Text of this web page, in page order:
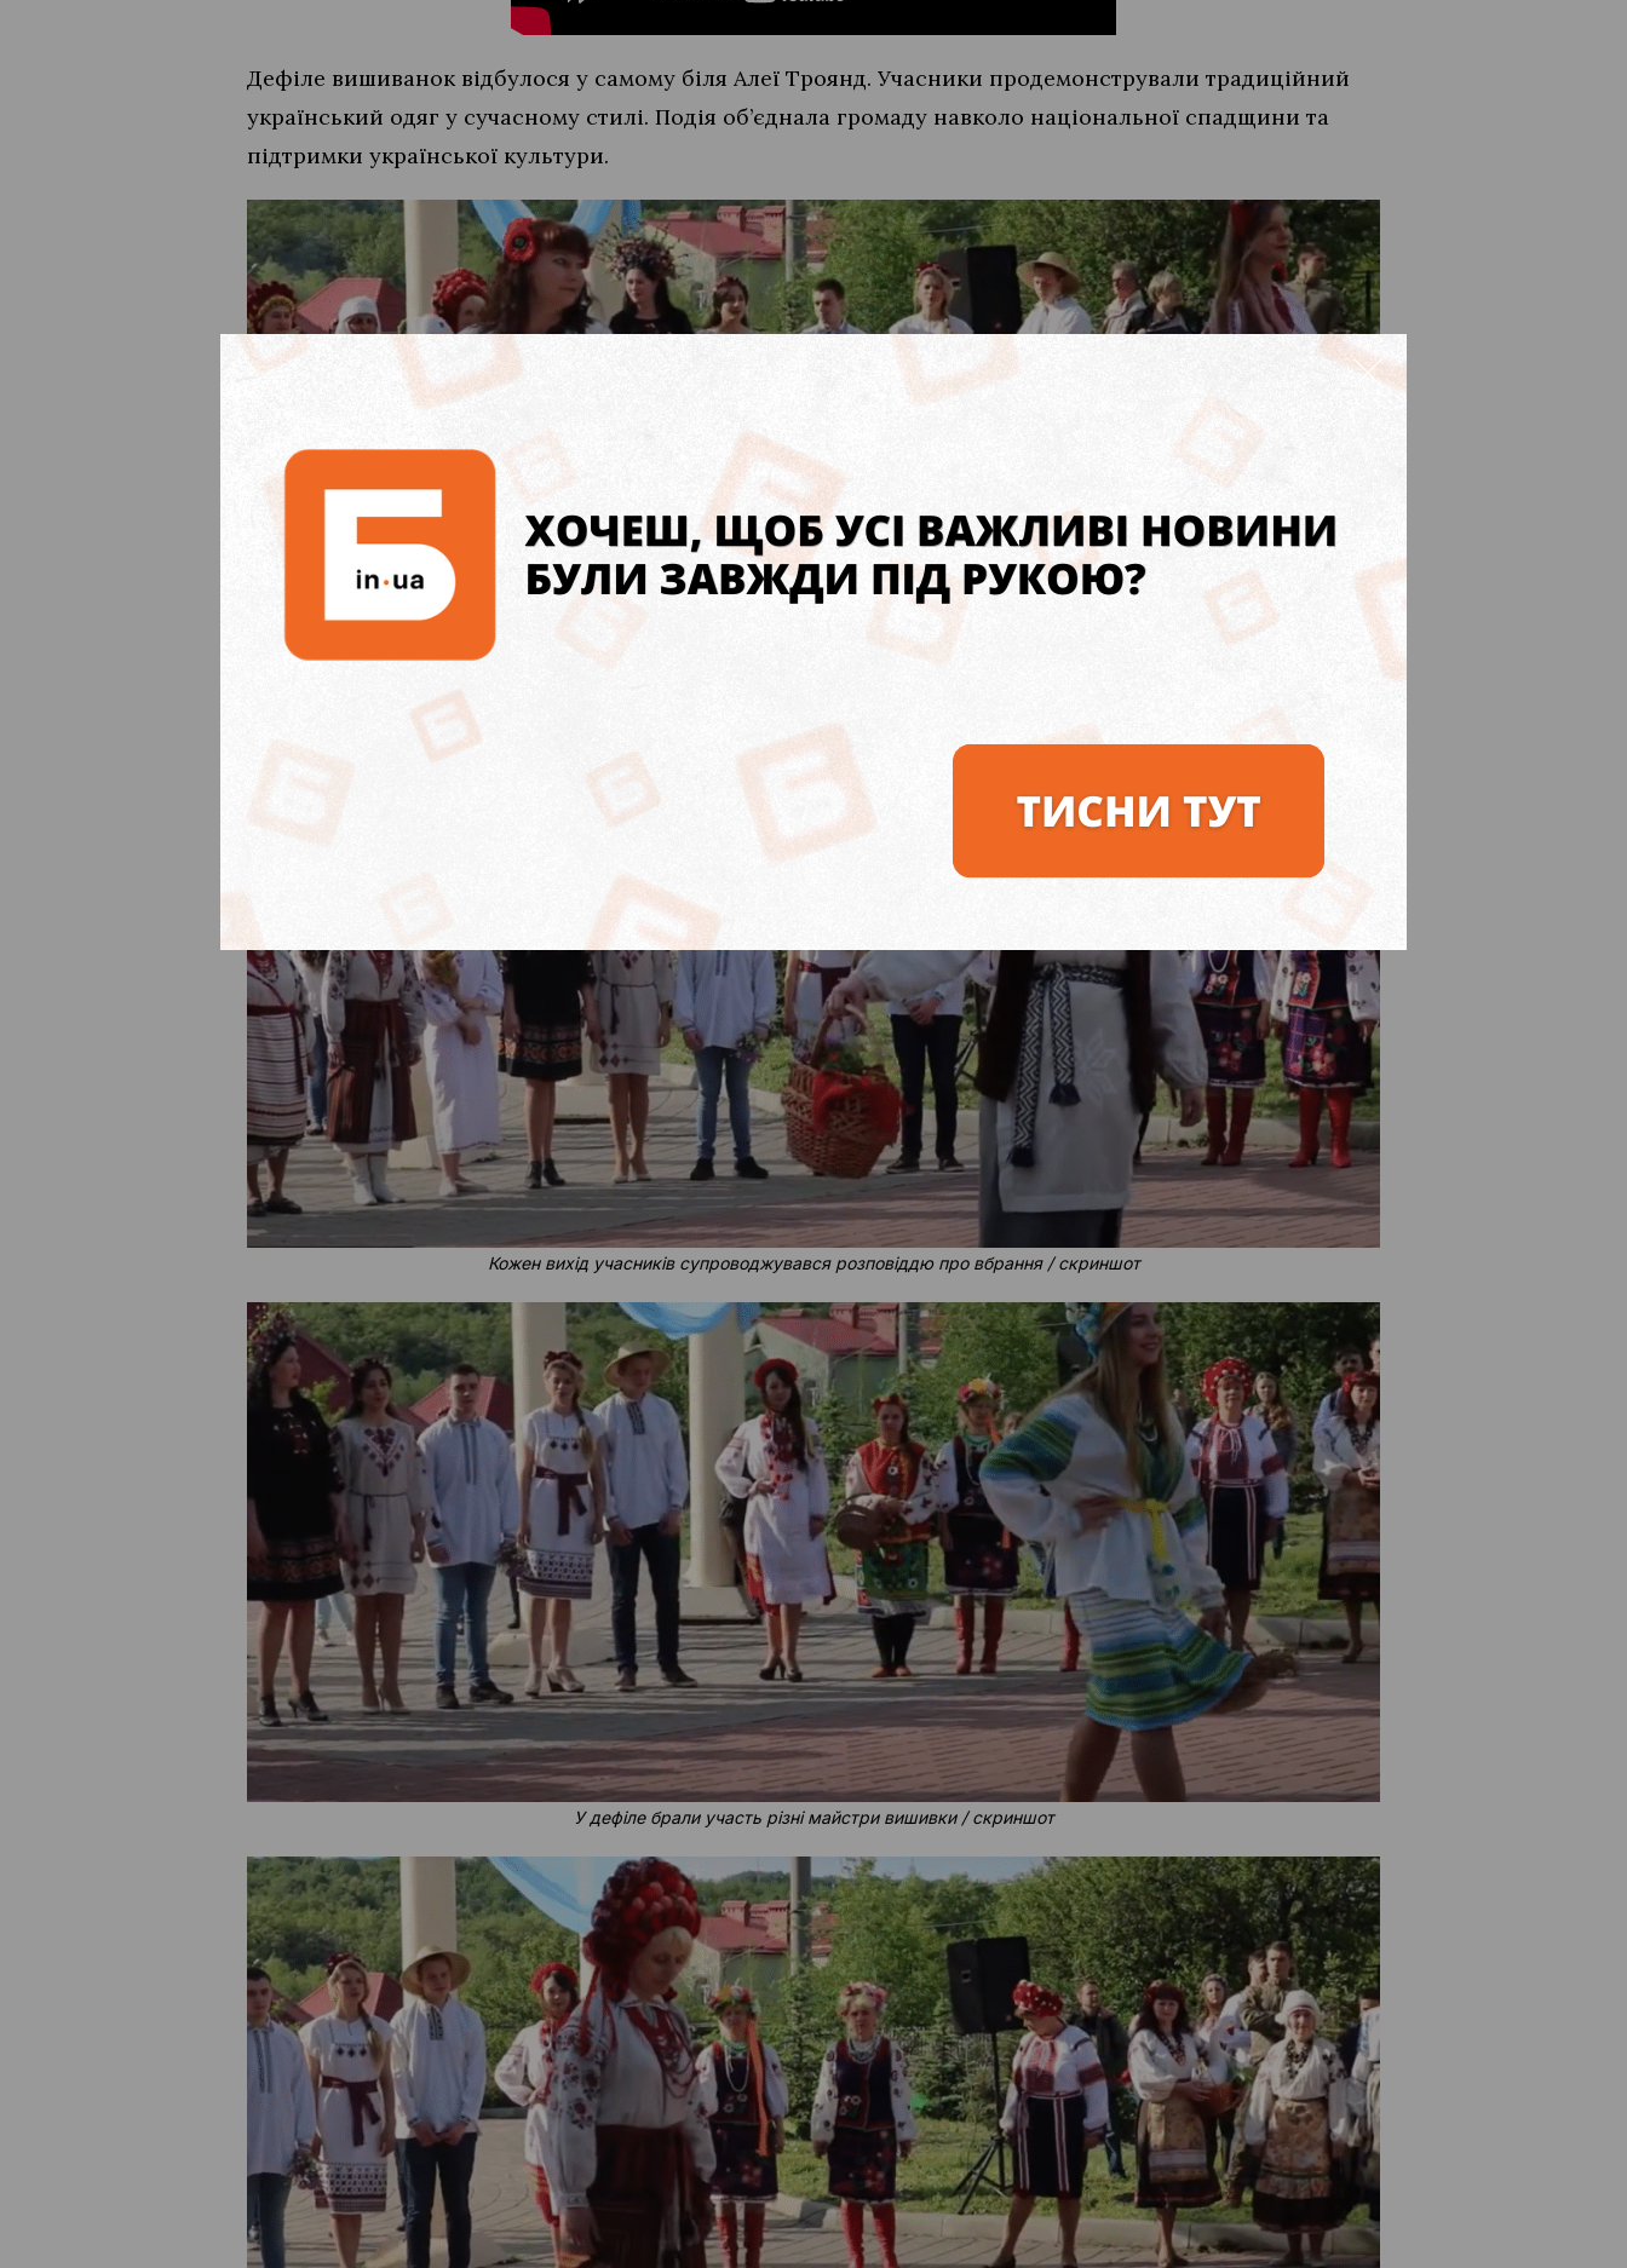
Дефіле вишиванок відбулося у самому біля Алеї Троянд. Учасники продемонстрували традиційний
український одяг у сучасному стилі. Подія об’єднала громаду навколо національної спадщини та
підтримки української культури.
Кожен вихід учасників супроводжувався розповіддю про вбрання / скриншот
У дефіле брали участь різні майстри вишивки / скриншот